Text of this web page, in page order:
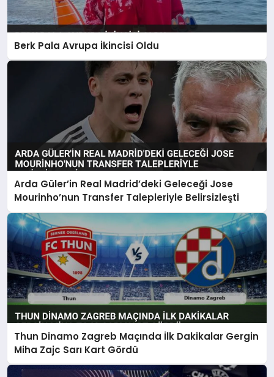
Berk Pala Avrupa İkincisi Oldu
Arda Güler’in Real Madrid’deki Geleceği Jose
Mourinho’nun Transfer Talepleriyle Belirsizleşti
Thun Dinamo Zagreb Maçında İlk Dakikalar Gergin
Miha Zajc Sarı Kart Gördü